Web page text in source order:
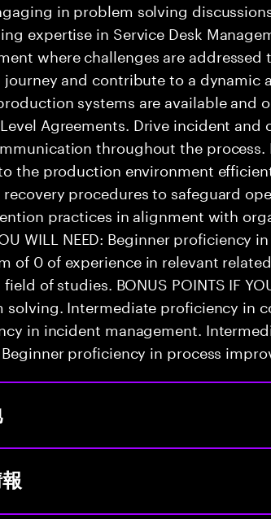
in problem solving
expertise in Service Desk
where challenges are
and contribute to a dynamic
systems are available and
Agreements. Drive incident
throughout the
the production environment
recovery procedures to safeguard
practices in alignment with
WILL NEED: Beginner proficiency
of 0 of experience in relevant
of studies. BONUS POINTS IF
solving. Intermediate proficiency in
in incident management.
proficiency in process